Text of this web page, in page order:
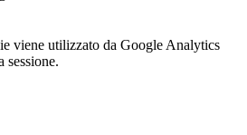
viene utilizzato da Google Analytics
sessione.